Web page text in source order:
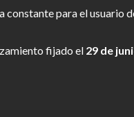
para el usuario
fijado el 29 de